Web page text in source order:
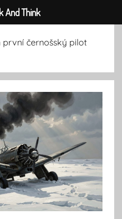
první černošský pilot
And Think